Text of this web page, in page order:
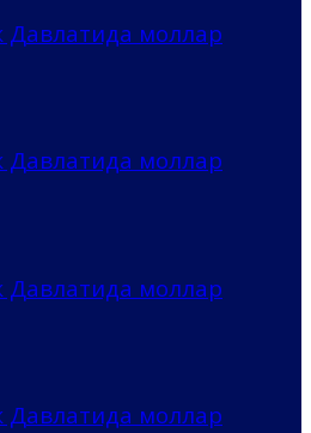
Давлатида моллар
Давлатида моллар
Давлатида моллар
Давлатида моллар